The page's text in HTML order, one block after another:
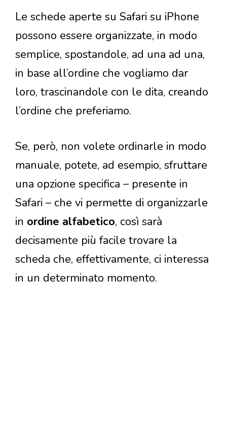
Le schede aperte su Safari su iPhone
possono essere organizzate, in modo
semplice, spostandole, ad una ad una,
in base all’ordine che vogliamo dar
loro, trascinandole con le dita, creando
l’ordine che preferiamo.
Se, però, non volete ordinarle in modo
manuale, potete, ad esempio, sfruttare
una opzione specifica – presente in
Safari – che vi permette di organizzarle
in ordine alfabetico, così sarà
decisamente più facile trovare la
scheda che, effettivamente, ci interessa
in un determinato momento.